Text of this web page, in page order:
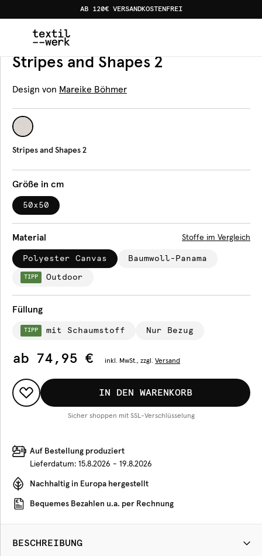
AB 120€ VERSANDKOSTENFREI
Produkte Bodenkissen Stripes and Shapes 2
Bodenkissen
Stripes and Shapes 2
Design von Mareike Böhmer
Stripes and Shapes 2
Größe in cm
50x50
Material Stoffe im Vergleich
Polyester Canvas Baumwoll-Panama
TIPP Outdoor
Füllung
TIPP mit Schaumstoff Nur Bezug
ab 74,95 € inkl. MwSt., zzgl. Versand
IN DEN WARENKORB
Sicher shoppen mit SSL-Verschlüsselung
Auf Bestellung produziert
Lieferdatum: 15.8.2026 - 19.8.2026
Nachhaltig in Europa hergestellt
Bequemes Bezahlen u.a. per Rechnung
BESCHREIBUNG